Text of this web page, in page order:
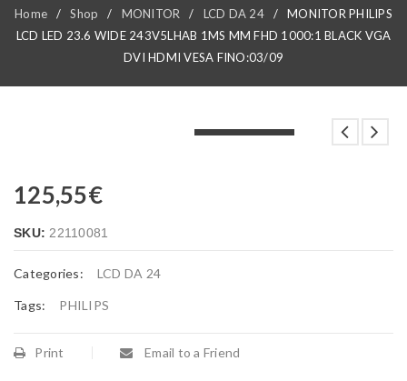
Home / Shop / MONITOR / LCD DA 24 /
MONITOR PHILIPS
LCD LED 23.6 WIDE 243V5LHAB 1MS MM FHD 1000:1 BLACK VGA
DVI HDMI VESA FINO:03/09
125,55€
SKU: 22110081
Categories: LCD DA 24
Tags: PHILIPS
Print Email to a Friend